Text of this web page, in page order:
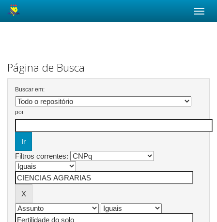
Página de Busca
Buscar em:
por
Filtros correntes: